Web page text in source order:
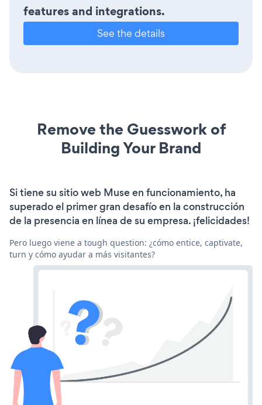
features and integrations.
See the details
Remove the Guesswork of
Building Your Brand
Si tiene su sitio web Muse en funcionamiento, ha
superado el primer gran desafío en la construcción
de la presencia en línea de su empresa. ¡felicidades!
Pero luego viene a tough question: ¿cómo entice, captivate,
turn y cómo ayudar a más visitantes?